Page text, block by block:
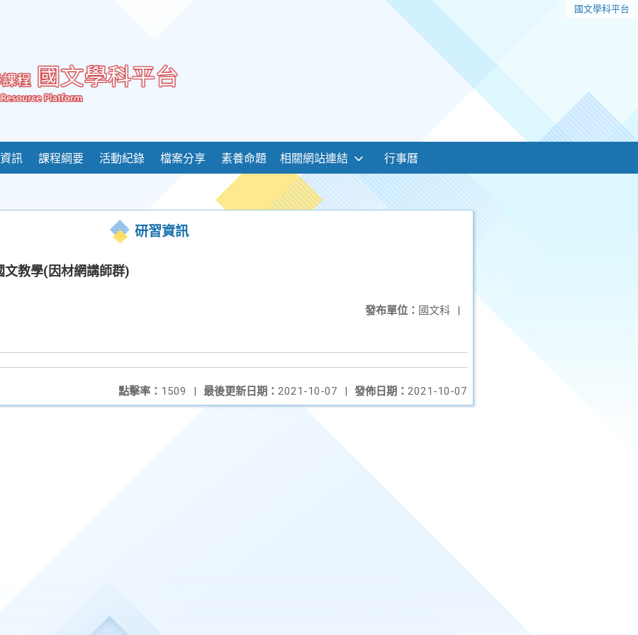
國文學科平台
訊 課程綱要 活動紀錄 檔案分享 素養命題 相關網站連結 行事曆
研習資訊
文教學(因材網講師群)
發布單位： 國文科 |
發佈日期： 2021-10-07
最後更新日期： 2021-10-07 |
點擊率： 1509 |